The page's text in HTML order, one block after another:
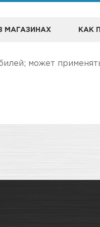
МАГАЗИНАХ КАК
VIKA
может